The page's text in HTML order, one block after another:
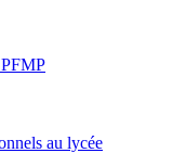
PFMP
au lycée